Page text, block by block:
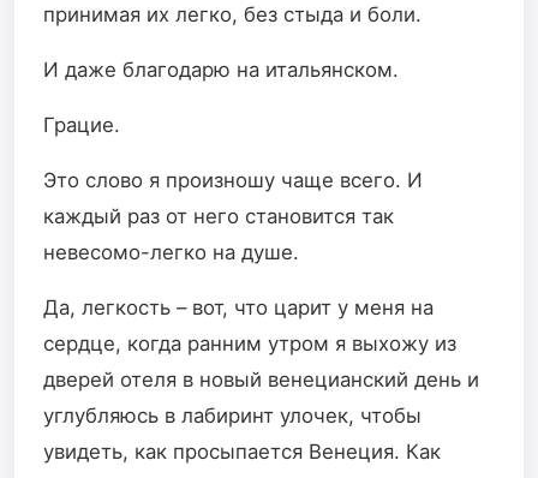
принимая их легко, без стыда и боли.
И даже благодарю на итальянском.
Грацие.
Это слово я произношу чаще всего. И
каждый раз от него становится так
невесомо-легко на душе.
Да, легкость – вот, что царит у меня на
сердце, когда ранним утром я выхожу из
дверей отеля в новый венецианский день и
углубляюсь в лабиринт улочек, чтобы
увидеть, как просыпается Венеция. Как